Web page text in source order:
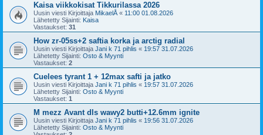
Kaisa viikkokisat Tikkurilassa 2026
Uusin viesti Kirjoittaja MikaelÅ « 11:00 01.08.2026
Lähetetty Sijainti: Kaisa
Vastaukset: 31
How zr-05ss+2 saftia korka ja arctig radial
Uusin viesti Kirjoittaja Jani k 71 pihlis « 19:57 31.07.2026
Lähetetty Sijainti: Osto & Myynti
Vastaukset: 2
Cuelees tyrant 1 + 12max safti ja jatko
Uusin viesti Kirjoittaja Jani k 71 pihlis « 19:57 31.07.2026
Lähetetty Sijainti: Osto & Myynti
Vastaukset: 1
M mezz Avant dls wawy2 butti+12.6mm ignite
Uusin viesti Kirjoittaja Jani k 71 pihlis « 19:56 31.07.2026
Lähetetty Sijainti: Osto & Myynti